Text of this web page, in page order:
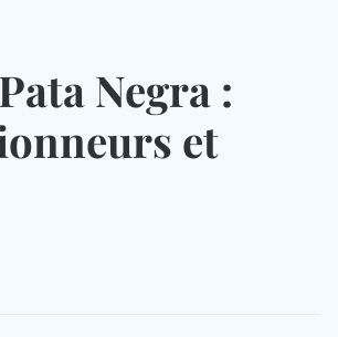
Negra :
et